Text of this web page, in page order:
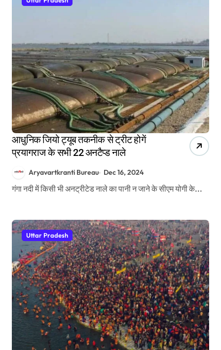
आधुनिक जियो ट्यूब तकनीक से ट्रीट होगें
प्रयागराज के सभी 22 अनटैप्ड नाले
Aryavartkranti Bureau Dec 16, 2024
गंगा नदी में किसी भी अनट्रीटेड नाले का पानी न जाने के सीएम योगी के...
Uttar Pradesh